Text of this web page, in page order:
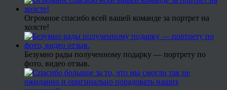
Огромное спасибо всей вашей команде за портрет на
холсте!
Безумно рады полученному подарку — портрету по
фото, видео отзыв.